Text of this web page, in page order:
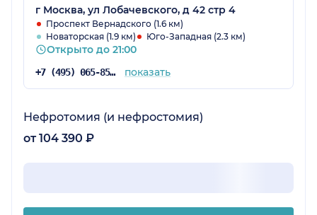
г Москва, ул Лобачевского, д 42 стр 4
Проспект Вернадского (1.6 км)
Новаторская (1.9 км)
Юго-Западная (2.3 км)
Открыто до 21:00
+7 (495) 065-85-52 показать
Нефротомия (и нефростомия)
от 104 390 ₽